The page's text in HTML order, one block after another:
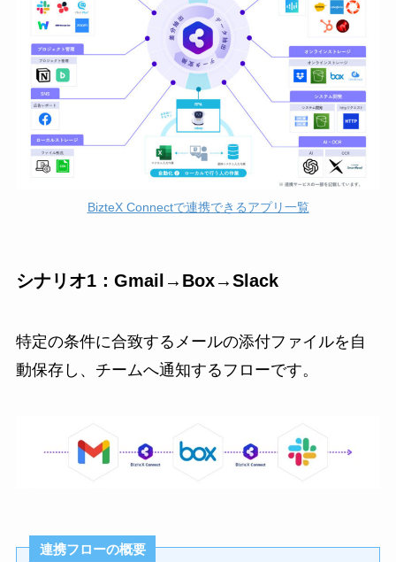
BizteX Connectで連携できるアプリ一覧
シナリオ1：Gmail→Box→Slack
特定の条件に合致するメールの添付ファイルを自
動保存し、チームへ通知するフローです。
連携フローの概要